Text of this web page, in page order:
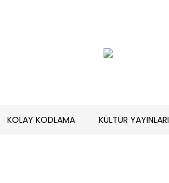
KOLAY KODLAMA KÜLTÜR YAYINLARI